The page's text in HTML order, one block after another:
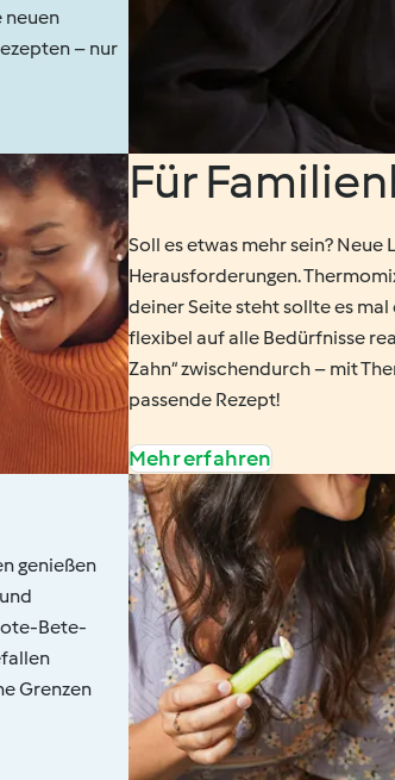
neuen
– nur
Für
Soll es etwas mehr sein?
Herausforderungen.
deiner Seite steht sollte es mal
flexibel auf alle Bedürfnisse
Zahn“ zwischendurch – mit
passende Rezept!
Mehr erfahren
genießen
Bete-
Grenzen